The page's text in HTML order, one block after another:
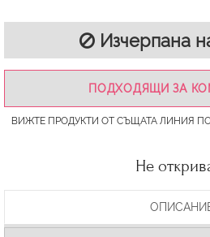
Изчерпана
ПОДХОДЯЩИ ЗА
ВИЖТЕ ПРОДУКТИ ОТ СЪЩАТА ЛИНИЯ
Не